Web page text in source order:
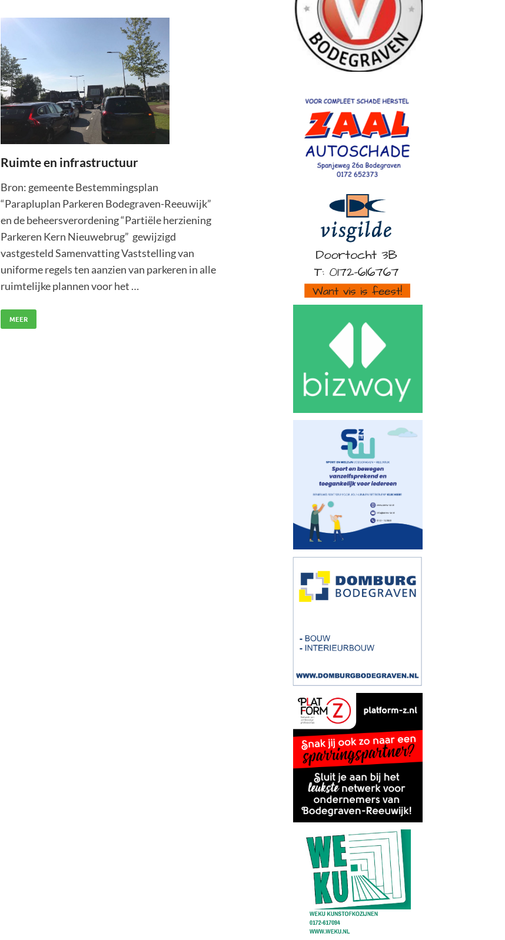
Ruimte en infrastructuur
Bron: gemeente Bestemmingsplan
“Parapluplan Parkeren Bodegraven-Reeuwijk”
en de beheersverordening “Partiële herziening
Parkeren Kern Nieuwebrug” gewijzigd
vastgesteld Samenvatting Vaststelling van
uniforme regels ten aanzien van parkeren in alle
ruimtelijke plannen voor het …
MEER